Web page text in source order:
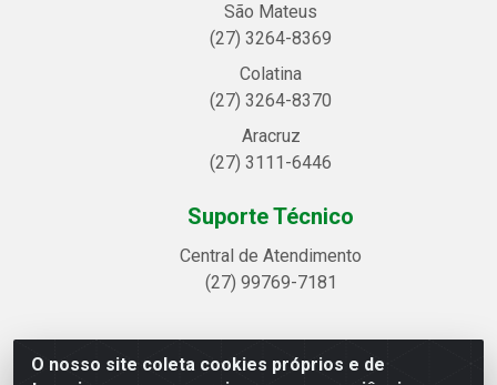
O nosso site coleta cookies próprios e de
São Mateus
(27) 3264-8369
Colatina
(27) 3264-8370
Aracruz
(27) 3111-6446
Suporte Técnico
Central de Atendimento
(27) 99769-7181
Linhavix Distribuidora LTDA - Avenida Alegre, 2521 -